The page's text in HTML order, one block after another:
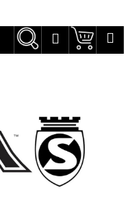
HledatPřihlášení